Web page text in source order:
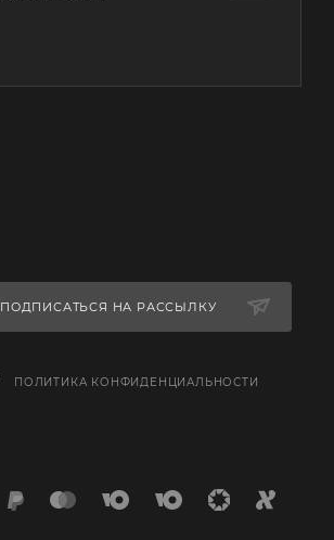
ПОДПИСАТЬСЯ НА РАССЫЛКУ
ПОЛИТИКА КОНФИДЕНЦИАЛЬНОСТИ